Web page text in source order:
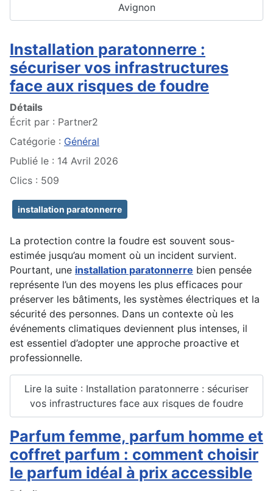
Avignon
Installation paratonnerre :
sécuriser vos infrastructures
face aux risques de foudre
Détails
Écrit par : Partner2
Catégorie : Général
Publié le : 14 Avril 2026
Clics : 509
installation paratonnerre
La protection contre la foudre est souvent sous-
estimée jusqu’au moment où un incident survient.
Pourtant, une installation paratonnerre bien pensée
représente l’un des moyens les plus efficaces pour
préserver les bâtiments, les systèmes électriques et la
sécurité des personnes. Dans un contexte où les
événements climatiques deviennent plus intenses, il
est essentiel d’adopter une approche proactive et
professionnelle.
Lire la suite : Installation paratonnerre : sécuriser
vos infrastructures face aux risques de foudre
Parfum femme, parfum homme et
coffret parfum : comment choisir
le parfum idéal à prix accessible